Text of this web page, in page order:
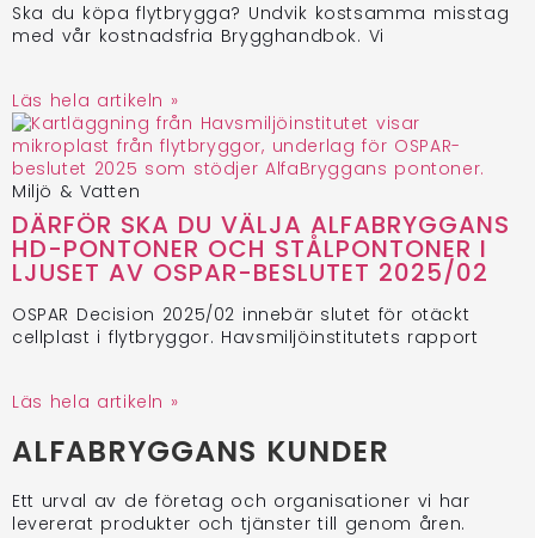
Ska du köpa flytbrygga? Undvik kostsamma misstag
med vår kostnadsfria Brygghandbok. Vi
Läs hela artikeln »
Miljö & Vatten
DÄRFÖR SKA DU VÄLJA ALFABRYGGANS
HD-PONTONER OCH STÅLPONTONER I
LJUSET AV OSPAR-BESLUTET 2025/02
OSPAR Decision 2025/02 innebär slutet för otäckt
cellplast i flytbryggor. Havsmiljöinstitutets rapport
Läs hela artikeln »
ALFABRYGGANS KUNDER
Ett urval av de företag och organisationer vi har
levererat produkter och tjänster till genom åren.